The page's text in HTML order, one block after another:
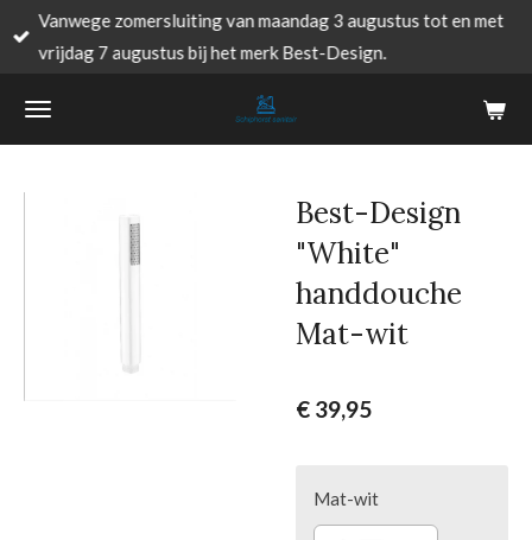
Ga
direct
de
Vanwege zomersluiting van maandag 3 augustus tot en met
vrijdag 7 augustus bij het merk Best-Design.
Best-Design
"White"
handdouche
Mat-wit
€ 39,95
Mat-wit